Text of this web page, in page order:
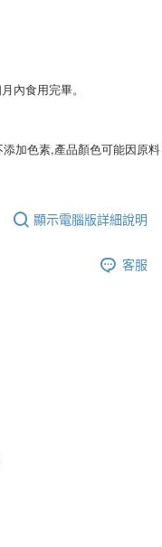
內食用完畢。
加色素,產品顏色可能因原料
顯示電腦版詳細說明
客服